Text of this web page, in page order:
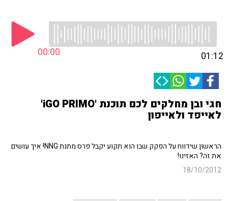
00:00 01:12
חגי ובן מחלקים לכם תוכנת 'iGO PRIMO'
לאייפד ולאייפון
הראשון שידווח על הפקק שבו הוא תקוע יקבל פרס מתנת NNG! איך עושים
את זה? האזינו!
18/10/2012